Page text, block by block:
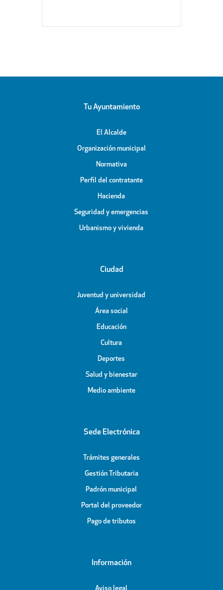
Tu Ayuntamiento
El Alcalde
Organización municipal
Normativa
Perfil del contratante
Hacienda
Seguridad y emergencias
Urbanismo y vivienda
Ciudad
Juventud y universidad
Área social
Educación
Cultura
Deportes
Salud y bienestar
Medio ambiente
Sede Electrónica
Trámites generales
Gestión Tributaria
Padrón municipal
Portal del proveedor
Pago de tributos
Información